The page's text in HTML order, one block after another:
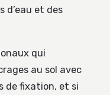
d’eau et des
qui
au sol avec
de fixation, et si